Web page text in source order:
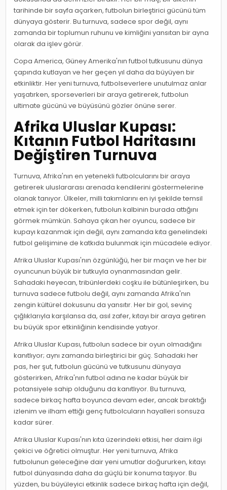
tarihinde bir sayfa açarken, futbolun birleştirici gücünü tüm
dünyaya gösterir. Bu turnuva, sadece spor değil, aynı
zamanda bir toplumun ruhunu ve kimliğini yansıtan bir ayna
olarak da işlev görür.
Copa America, Güney Amerika'nın futbol tutkusunu dünya
çapında kutlayan ve her geçen yıl daha da büyüyen bir
etkinliktir. Her yeni turnuva, futbolseverlere unutulmaz anlar
yaşatırken, sporseverleri bir araya getirerek, futbolun
ultimate gücünü ve büyüsünü gözler önüne serer.
Afrika Uluslar Kupası:
Kıtanın Futbol Haritasını
Değiştiren Turnuva
Turnuva, Afrika'nın en yetenekli futbolcularını bir araya
getirerek uluslararası arenada kendilerini göstermelerine
olanak tanıyor. Ülkeler, milli takımlarını en iyi şekilde temsil
etmek için ter dökerken, futbolun kalbinin burada attığını
görmek mümkün. Sahaya çıkan her oyuncu, sadece bir
kupayı kazanmak için değil, aynı zamanda kıta genelindeki
futbol gelişimine de katkıda bulunmak için mücadele ediyor.
Afrika Uluslar Kupası'nın özgünlüğü, her bir maçın ve her bir
oyuncunun büyük bir tutkuyla oynanmasından gelir.
Sahadaki heyecan, tribünlerdeki coşku ile bütünleşirken, bu
turnuva sadece futbolu değil, aynı zamanda Afrika'nın
zengin kültürel dokusunu da yansıtır. Her bir gol, sevinç
çığlıklarıyla karşılansa da, asıl zafer, kıtayı bir araya getiren
bu büyük spor etkinliğinin kendisinde yatıyor.
Afrika Uluslar Kupası, futbolun sadece bir oyun olmadığını
kanıtlıyor; aynı zamanda birleştirici bir güç. Sahadaki her
pas, her şut, futbolun gücünü ve tutkusunu dünyaya
gösterirken, Afrika'nın futbol adına ne kadar büyük bir
potansiyele sahip olduğunu da kanıtlıyor. Bu turnuva,
sadece birkaç hafta boyunca devam eder, ancak bıraktığı
izlenim ve ilham ettiği genç futbolcuların hayalleri sonsuza
kadar sürer.
Afrika Uluslar Kupası'nın kıta üzerindeki etkisi, her daim ilgi
çekici ve öğretici olmuştur. Her yeni turnuva, Afrika
futbolunun geleceğine dair yeni umutlar doğururken, kıtayı
futbol dünyasında daha da güçlü bir konuma taşıyor. Bu
yüzden, bu büyüleyici etkinlik sadece birkaç hafta için değil,